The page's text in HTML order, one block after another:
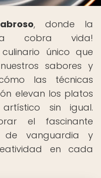
, donde la
cobra vida!
único que
sabores y
las técnicas
elevan los platos
sin igual.
el fascinante
vanguardia y
en cada